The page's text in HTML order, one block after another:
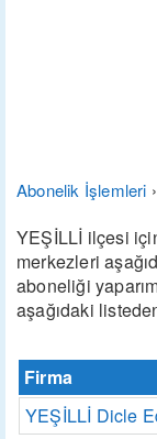
Abonelik İşlemleri ›
YEŞİLLİ ilçesi
merkezleri
aboneliği
aşağıdaki
Firma
YEŞİLLİ Dicle